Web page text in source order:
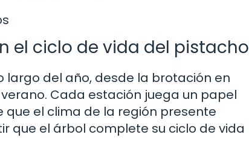
el ciclo de vida del pistacho
del año, desde la brotación en
Cada estación juega un papel
el clima de la región presente
que el árbol complete su ciclo de vida